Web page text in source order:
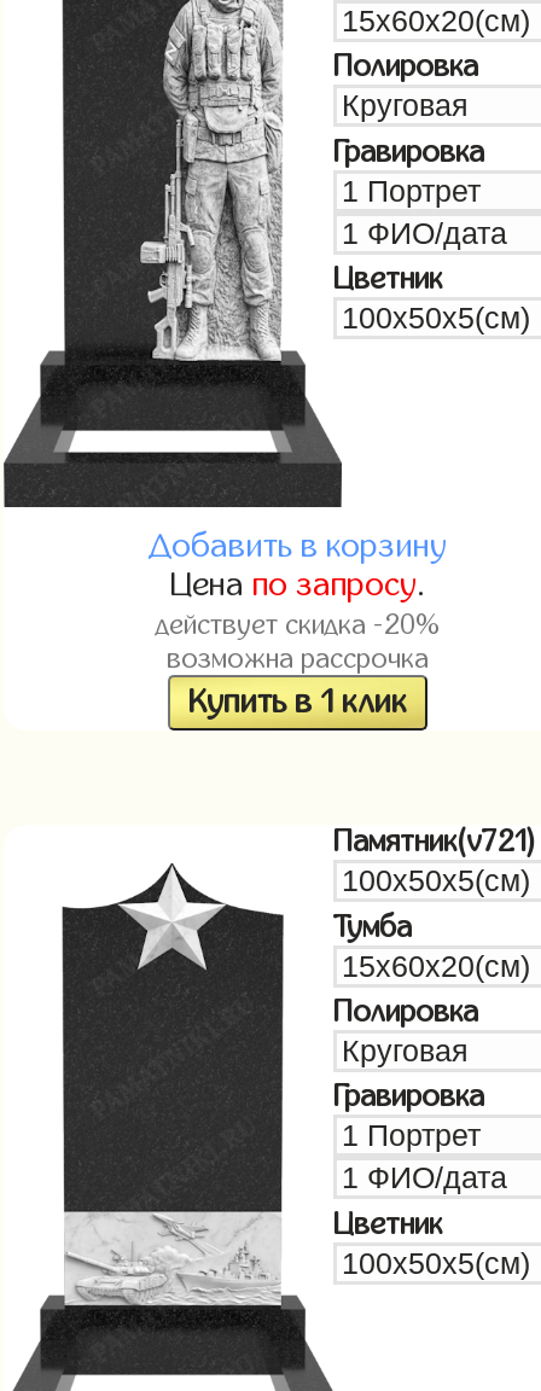
Полировка
Гравировка
Цветник
Добавить в корзину
Цена по запросу.
действует скидка -20%
возможна рассрочка
Купить в 1 клик
Памятник(v721)
Тумба
Полировка
Гравировка
Цветник